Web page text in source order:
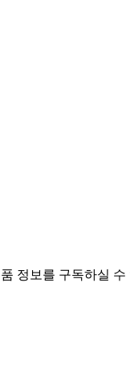
정보를 구독하실 수